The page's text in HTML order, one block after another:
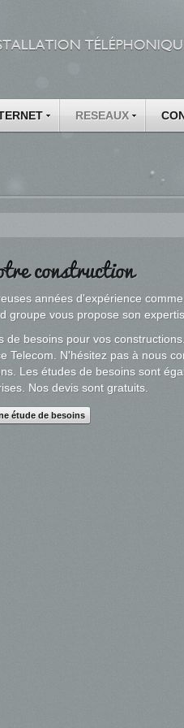
RESEAUX
années d'expérience
groupe vous propose son
de besoins pour vos
Telecom. N'hésitez pas à nous
Les études de besoins sont
Nos devis sont gratuits.
étude de besoins